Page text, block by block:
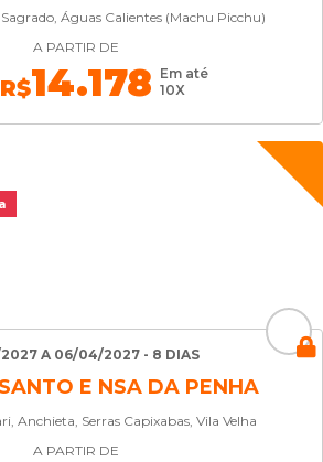
Águas Calientes (Machu Picchu)
A PARTIR DE
R$14.178 Em até
10X
A 06/04/2027 - 8 DIAS
E NSA DA PENHA
Anchieta, Serras Capixabas, Vila Velha
A PARTIR DE